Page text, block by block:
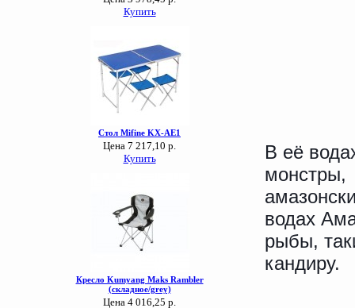
В её
монстры,
водах
рыбы,
кандиру.